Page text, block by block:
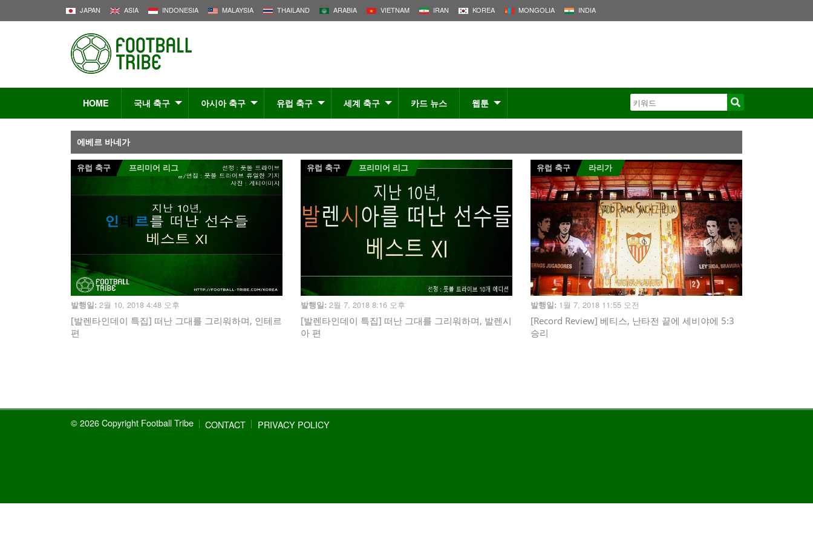
JAPAN ASIA INDONESIA MALAYSIA THAILAND ARABIA VIETNAM IRAN KOREA MONGOLIA INDIA
HOME 국내 축구 아시아 축구 유럽 축구 세계 축구 카드 뉴스 웹툰
에베르 바네가
유럽 축구 프리미어 리그
발행일: 2월 10, 2018 4:48 오후
[발렌타인데이 특집] 떠난 그대를 그리워하며, 인테르
편
유럽 축구 프리미어 리그
발행일: 2월 7, 2018 8:16 오후
[발렌타인데이 특집] 떠난 그대를 그리워하며, 발렌시
아 편
유럽 축구 라리가
발행일: 1월 7, 2018 11:55 오전
[Record Review] 베티스, 난타전 끝에 세비야에 5:3
승리
© 2026 Copyright Football Tribe CONTACT PRIVACY POLICY